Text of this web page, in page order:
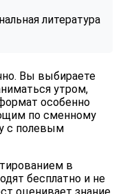
литература
Вы выбираете
утром,
особенно
по сменному
с полевым
в
бесплатно и не